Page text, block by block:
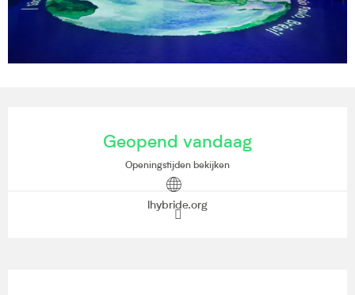
Geopend vandaag
Openingstijden bekijken
lhybride.org